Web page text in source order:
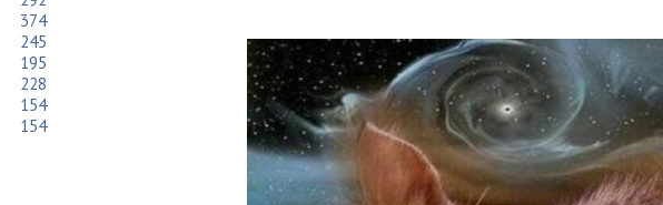
374
245
195
228
154
154